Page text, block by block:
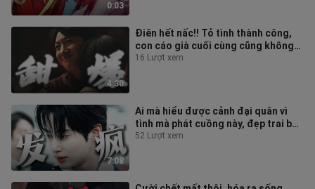
0:03
4:30
Điên hết nấc!! Tỏ tình thành công,
con cáo già cuối cùng cũng không
giấu nổi nữa!! “Mối tình một đêm
16 Lượt xem
7:08
Ai mà hiểu được cảnh đại quân vì
tình mà phát cuồng này, đẹp trai bá
đạo luôn!! Cái tát ấy anh ấy ch
52 Lượt xem